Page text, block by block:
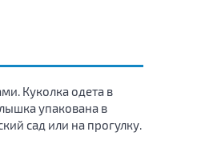
Куколка одета в
упакована в
сад или на прогулку.